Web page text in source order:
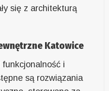
się z architekturą
Katowice
i
są rozwiązania